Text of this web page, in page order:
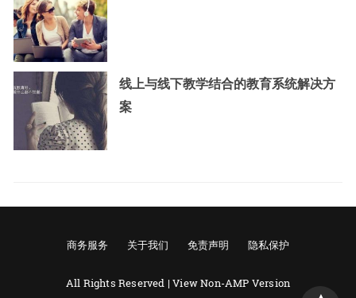
线上与线下教学结合的教育系统解决方
案
商务服务 关于我们 免责声明 隐私保护
All Rights Reserved |View Non-AMP Version